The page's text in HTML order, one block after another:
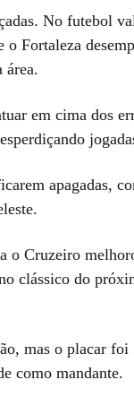
No futebol
Fortaleza
área.
em cima dos
apagadas,
o Cruzeiro
clássico do
mas o placar foi
como mandante.